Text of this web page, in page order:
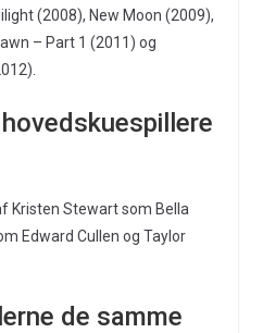
(2008), New Moon (2009),
– Part 1 (2011) og
Kristen Stewart som Bella
Edward Cullen og Taylor
de samme